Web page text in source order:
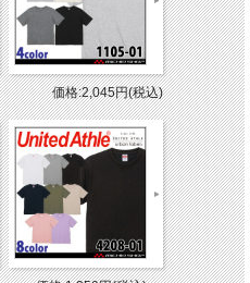
価格:2,045円(税込)